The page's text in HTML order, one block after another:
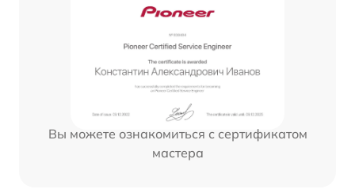
Вы можете ознакомиться с сертификатом
мастера